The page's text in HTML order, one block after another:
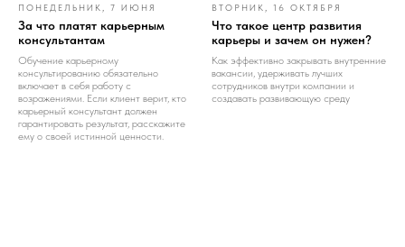
ПОНЕДЕЛЬНИК, 7 ИЮНЯ
За что платят карьерным
консультантам
Обучение карьерному
консультированию обязательно
включает в себя работу с
возражениями. Если клиент верит, кто
карьерный консультант должен
гарантировать результат, расскажите
ему о своей истинной ценности.
ВТОРНИК, 16 ОКТЯБРЯ
Что такое центр развития
карьеры и зачем он нужен?
Как эффективно закрывать внутренние
вакансии, удерживать лучших
сотрудников внутри компании и
создавать развивающую среду